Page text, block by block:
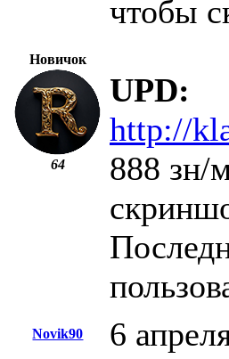
Новичок
64
чтобы
UPD:
http://
888 зн/
Novik90 6